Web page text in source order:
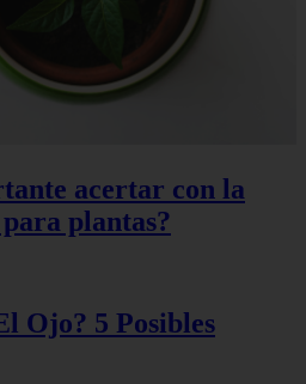
acertar con la
plantas?
Ojo? 5 Posibles